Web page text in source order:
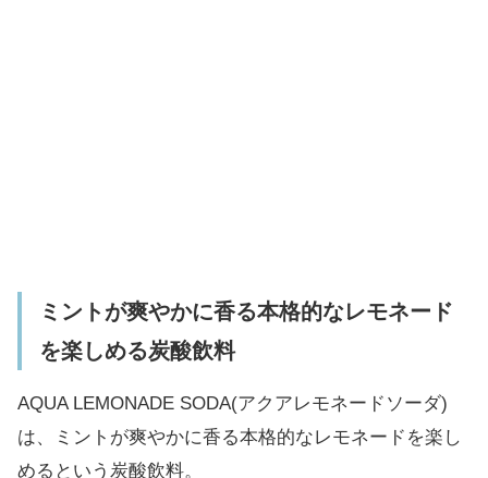
ミントが爽やかに⾹る本格的なレモネード
を楽しめる炭酸飲料
AQUA LEMONADE SODA(アクアレモネードソーダ)
は、ミントが爽やかに⾹る本格的なレモネードを楽し
めるという炭酸飲料。